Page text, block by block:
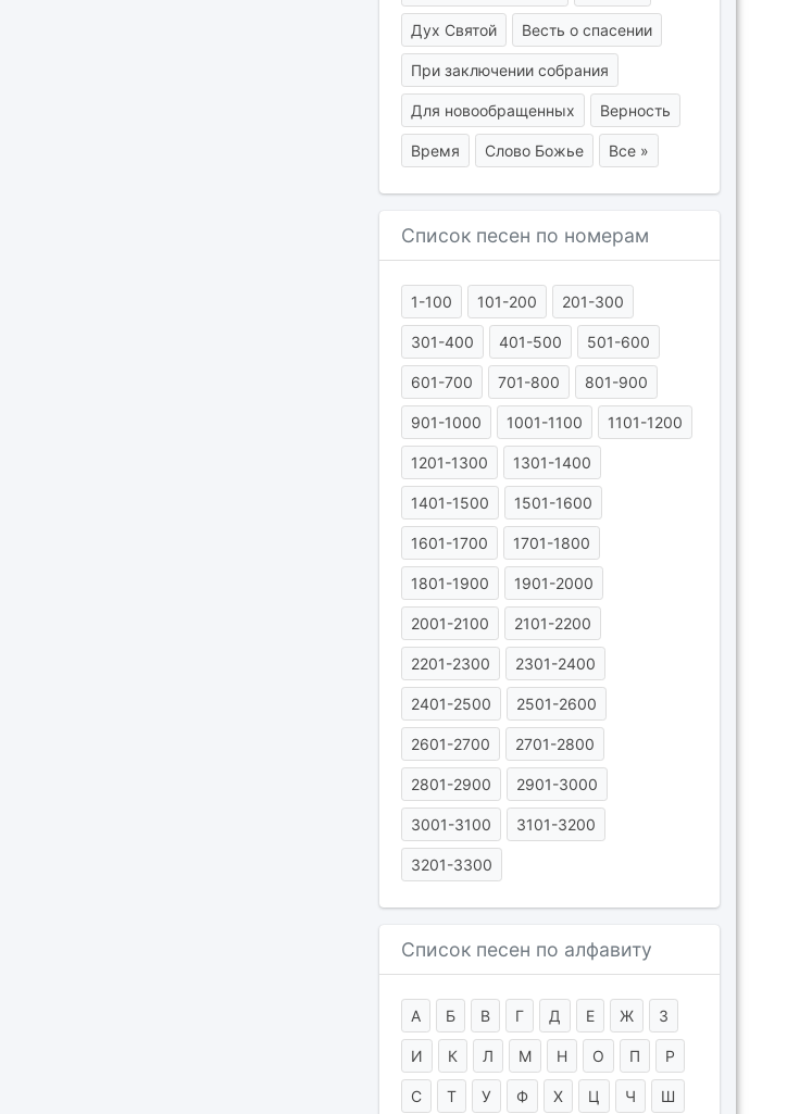
Дух Святой Весть о спасении
При заключении собрания
Для новообращенных Верность
Время Слово Божье Все »
Список песен по номерам
1-100 101-200 201-300
301-400 401-500 501-600
601-700 701-800 801-900
901-1000 1001-1100 1101-1200
1201-1300 1301-1400
1401-1500 1501-1600
1601-1700 1701-1800
1801-1900 1901-2000
2001-2100 2101-2200
2201-2300 2301-2400
2401-2500 2501-2600
2601-2700 2701-2800
2801-2900 2901-3000
3001-3100 3101-3200
3201-3300
Список песен по алфавиту
А Б В Г Д Е Ж З
И К Л М Н О П Р
С Т У Ф Х Ц Ч Ш